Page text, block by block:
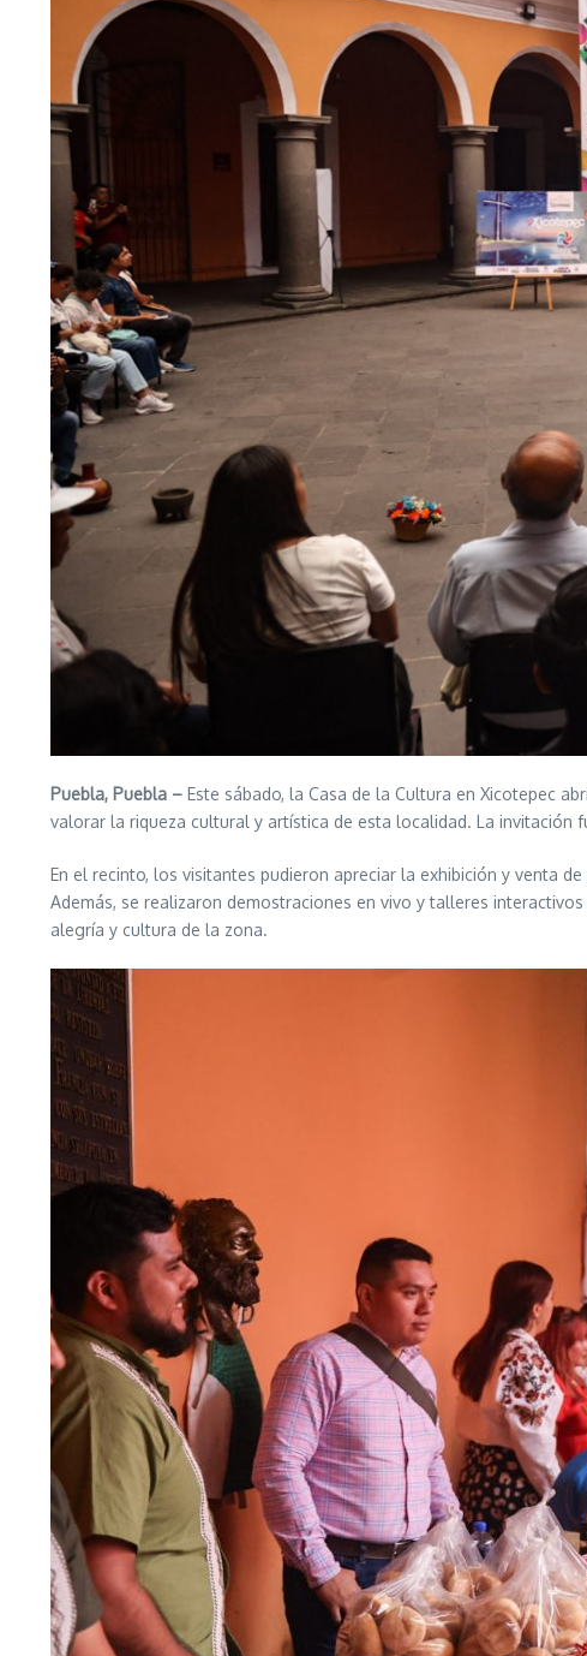
Puebla, Puebla – Este sábado, la Casa de la Cultura en Xicotepec
valorar la riqueza cultural y artística de esta localidad. La invitación
En el recinto, los visitantes pudieron apreciar la exhibición y venta
Además, se realizaron demostraciones en vivo y talleres
alegría y cultura de la zona.